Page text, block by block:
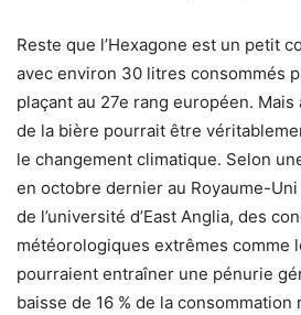
Reste que l’Hexagone est un petit
avec environ 30 litres consommés
plaçant au 27e rang européen.
de la bière pourrait être
le changement climatique. Selon
en octobre dernier au Royaume-
de l’université d’East Anglia, des
météorologiques extrêmes comme
pourraient entraîner une pénurie
baisse de 16 % de la